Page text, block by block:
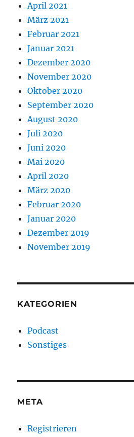
April 2021
März 2021
Februar 2021
Januar 2021
Dezember 2020
November 2020
Oktober 2020
September 2020
August 2020
Juli 2020
Juni 2020
Mai 2020
April 2020
März 2020
Februar 2020
Januar 2020
Dezember 2019
November 2019
KATEGORIEN
Podcast
Sonstiges
META
Registrieren